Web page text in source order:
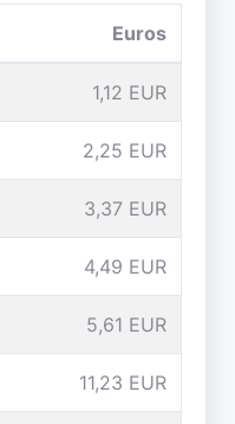
Euros
1,12 EUR
2,25 EUR
3,37 EUR
4,49 EUR
5,61 EUR
11,23 EUR